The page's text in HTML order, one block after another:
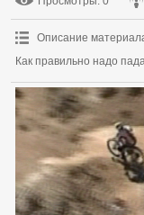
Описание
Как правильно надо